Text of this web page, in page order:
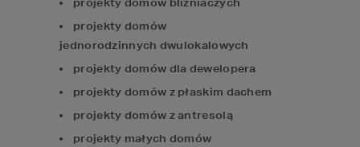
projekty domów bliźniaczych
projekty domów
jednorodzinnych dwulokalowych
projekty domów dla dewelopera
projekty domów z płaskim dachem
projekty domów z antresolą
projekty małych domów